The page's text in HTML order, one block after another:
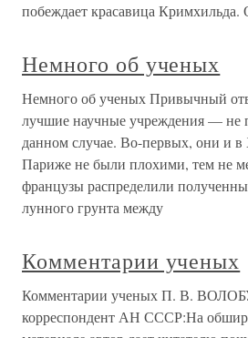
побеждает красавица Кримхильда.
Немного об ученых
Немного об ученых Привычный
лучшие научные учреждения — не
данном случае. Во-первых, они и
Париже не были плохими, тем не
французы распределили
лунного грунта между
Комментарии ученых
Комментарии ученых П. В.
корреспондент АН СССР:На